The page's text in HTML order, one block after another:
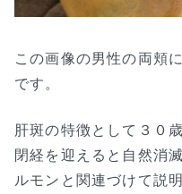
この画像の男性の両頬
です。
肝斑の特徴として３０
閉経を迎えると自然消
ルモンと関連づけて説